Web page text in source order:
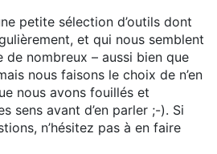
petite sélection d’outils dont
et qui nous semblent
de nombreux – aussi bien que
nous faisons le choix de n’en
nous avons fouillés et
sens avant d’en parler ;-). Si
n’hésitez pas à en faire